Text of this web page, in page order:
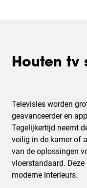
Houten tv
Televisies worden
geavanceerder en
Tegelijkertijd neemt
veilig in de kamer of
van de oplossingen
vloerstandaard.
moderne interieurs.